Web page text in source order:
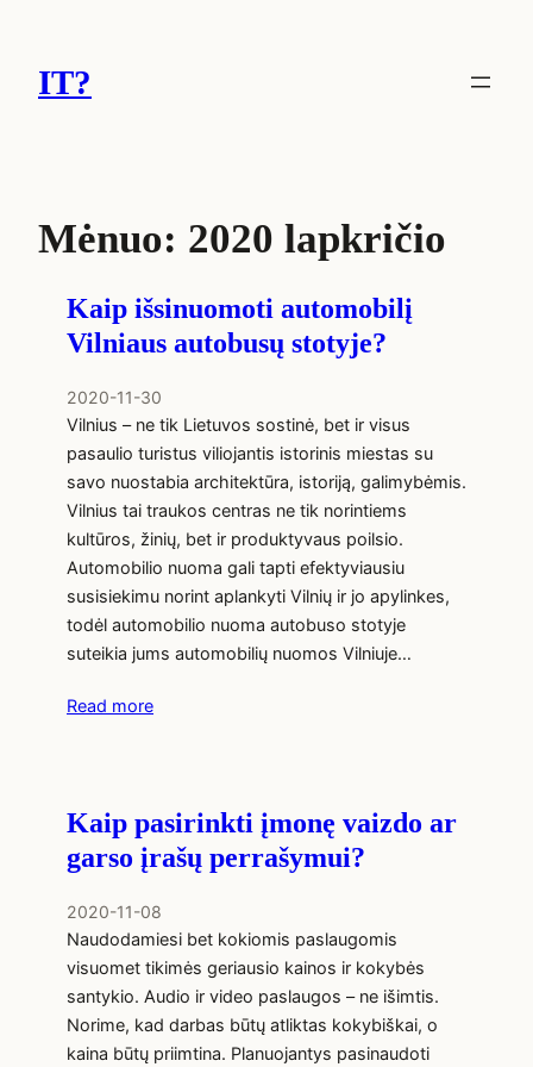
turinioIT?
Mėnuo: 2020 lapkričio
Kaip išsinuomoti automobilį
Vilniaus autobusų stotyje?
2020-11-30
Vilnius – ne tik Lietuvos sostinė, bet ir visus
pasaulio turistus viliojantis istorinis miestas su
savo nuostabia architektūra, istoriją, galimybėmis.
Vilnius tai traukos centras ne tik norintiems
kultūros, žinių, bet ir produktyvaus poilsio.
Automobilio nuoma gali tapti efektyviausiu
susisiekimu norint aplankyti Vilnių ir jo apylinkes,
todėl automobilio nuoma autobuso stotyje
suteikia jums automobilių nuomos Vilniuje…
Read more
Kaip pasirinkti įmonę vaizdo ar
garso įrašų perrašymui?
2020-11-08
Naudodamiesi bet kokiomis paslaugomis
visuomet tikimės geriausio kainos ir kokybės
santykio. Audio ir video paslaugos – ne išimtis.
Norime, kad darbas būtų atliktas kokybiškai, o
kaina būtų priimtina. Planuojantys pasinaudoti